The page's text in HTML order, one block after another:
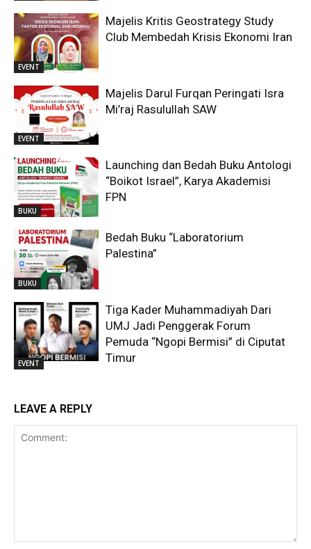
EVENT
Majelis Kritis Geostrategy Study
Club Membedah Krisis Ekonomi Iran
EVENT
Majelis Darul Furqan Peringati Isra
Mi’raj Rasulullah SAW
BUKU
Launching dan Bedah Buku Antologi
“Boikot Israel”, Karya Akademisi
FPN
BUKU
Bedah Buku “Laboratorium
Palestina”
EVENT
Tiga Kader Muhammadiyah Dari
UMJ Jadi Penggerak Forum
Pemuda “Ngopi Bermisi” di Ciputat
Timur
LEAVE A REPLY